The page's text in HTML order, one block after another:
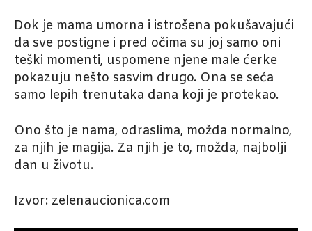
Dok je mama umorna i istrošena pokušavajući
da sve postigne i pred očima su joj samo oni
teški momenti, uspomene njene male ćerke
pokazuju nešto sasvim drugo. Ona se seća
samo lepih trenutaka dana koji je protekao.
Ono što je nama, odraslima, možda normalno,
za njih je magija. Za njih je to, možda, najbolji
dan u životu.
Izvor: zelenaucionica.com